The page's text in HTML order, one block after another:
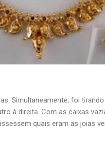
Simultaneamente, foi
à direita. Com as caixas
quais eram as joias